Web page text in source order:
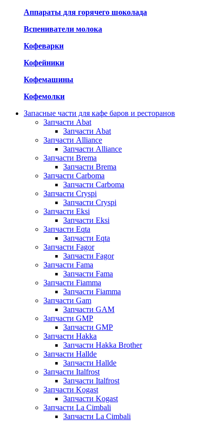
Аппараты для горячего шоколада
Вспениватели молока
Кофеварки
Кофейники
Кофемашины
Кофемолки
Запасные части для кафе баров и ресторанов
Запчасти Abat
Запчасти Abat
Запчасти Alliance
Запчасти Alliance
Запчасти Brema
Запчасти Brema
Запчасти Carboma
Запчасти Carboma
Запчасти Cryspi
Запчасти Cryspi
Запчасти Eksi
Запчасти Eksi
Запчасти Eqta
Запчасти Eqta
Запчасти Fagor
Запчасти Fagor
Запчасти Fama
Запчасти Fama
Запчасти Fiamma
Запчасти Fiamma
Запчасти Gam
Запчасти GAM
Запчасти GMP
Запчасти GMP
Запчасти Hakka
Запчасти Hakka Brother
Запчасти Hallde
Запчасти Hallde
Запчасти Italfrost
Запчасти Italfrost
Запчасти Kogast
Запчасти Kogast
Запчасти La Cimbali
Запчасти La Cimbali